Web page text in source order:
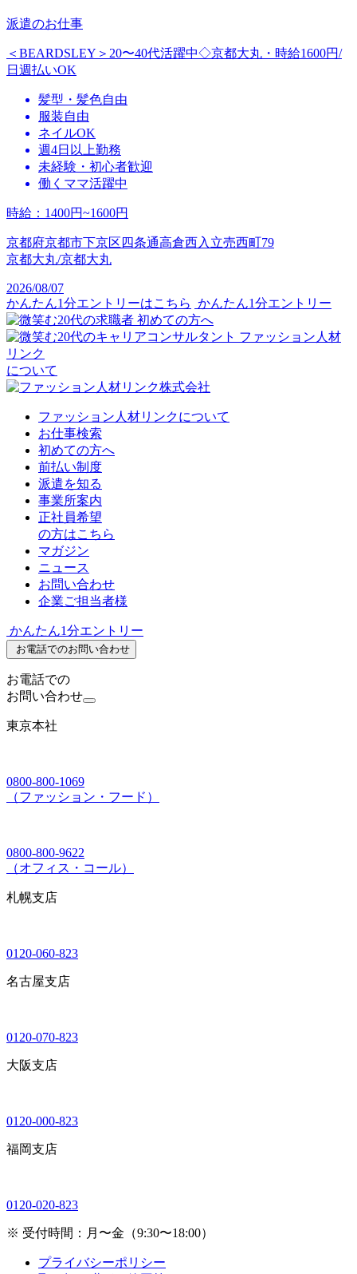
派遣のお仕事
＜BEARDSLEY＞20〜40代活躍中◇京都大丸・時給1600円/
日週払いOK
髪型・髪色自由
服装自由
ネイルOK
週4日以上勤務
未経験・初心者歓迎
働くママ活躍中
時給 ： 1400円~1600円
京都府京都市下京区四条通高倉西入立売西町79
京都大丸/京都大丸
2026/08/07
かんたん1分エントリーはこちら かんたん1分エントリー
初めての方へ
ファッション人材
リンク
について
ファッション人材リンクについて
お仕事検索
初めての方へ
前払い制度
派遣を知る
事業所案内
正社員希望
の方はこちら
マガジン
ニュース
お問い合わせ
企業ご担当者様
かんたん1分エントリー
お電話でのお問い合わせ
お電話での
お問い合わせ
東京本社
0800-800-1069
（ファッション・フード）
0800-800-9622
（オフィス・コール）
札幌支店
0120-060-823
名古屋支店
0120-070-823
大阪支店
0120-000-823
福岡支店
0120-020-823
※ 受付時間：月〜金（9:30〜18:00）
プライバシーポリシー